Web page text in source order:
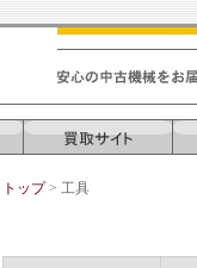
トップ> 工具